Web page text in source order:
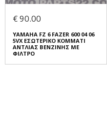
€ 90.00
YAMAHA FZ 6 FAZER 600 04 06
5VX ΕΣΩΤΕΡΙΚΟ ΚΟΜΜΑΤΙ
ΑΝΤΛΙΑΣ ΒΕΝΖΙΝΗΣ ΜΕ
ΦΙΛΤΡΟ